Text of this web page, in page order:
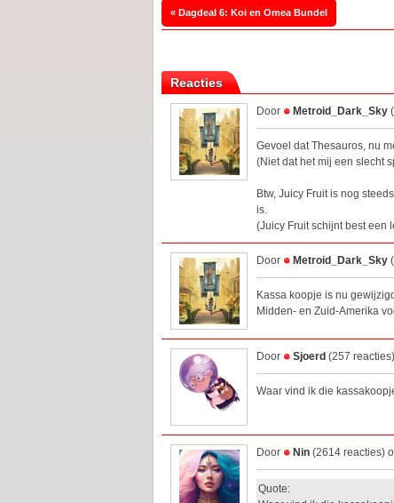
« Dagdeal 6: Koi en Omea Bundel
Reacties
Door Metroid_Dark_Sky
Gevoel dat Thesauros, nu
(Niet dat het mij een slecht
Btw, Juicy Fruit is nog
is.
(Juicy Fruit schijnt best een
Door Metroid_Dark_Sky
Kassa koopje is nu
Midden- en Zuid-Amerika
Door Sjoerd (257
Waar vind ik die
Door Nin (2614 reacties)
Quote: